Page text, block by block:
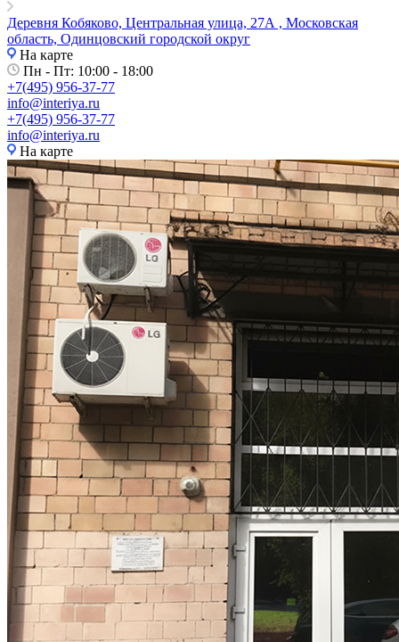
Деревня Кобяково, Центральная улица, 27А , Московская
область, Одинцовский городской округ
На карте
Пн - Пт: 10:00 - 18:00
+7(495) 956-37-77
info@interiya.ru
+7(495) 956-37-77
info@interiya.ru
На карте